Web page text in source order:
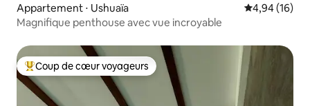
Appartement ⋅ Ushuaïa Évaluation
4,94 (16)
Magnifique penthouse avec vue incroyable
Coups de cœur voyageurs les plus appréciés
Coup de cœur voyageurs